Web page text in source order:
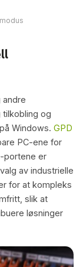
andre
tilkobling og
Windows. GPD
PC-ene for
portene er
av industrielle
for at kompleks
slik at
løsninger